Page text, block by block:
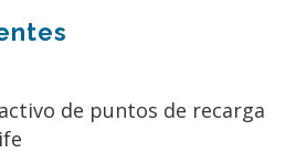
de puntos de recarga